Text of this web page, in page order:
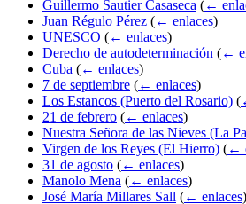
Guillermo Sautier Casaseca (←
Juan Régulo Pérez (← enlaces)
UNESCO (← enlaces)
Derecho de autodeterminación (←
Cuba (← enlaces)
7 de septiembre (← enlaces)
Los Estancos (Puerto del Rosario) (
21 de febrero (← enlaces)
Nuestra Señora de las Nieves (La
Virgen de los Reyes (El Hierro) (←
31 de agosto (← enlaces)
Manolo Mena (← enlaces)
José María Millares Sall (← enlaces)